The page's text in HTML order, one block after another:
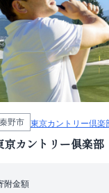
秦野市 東京カントリー倶楽
京カントリー倶楽
附金額